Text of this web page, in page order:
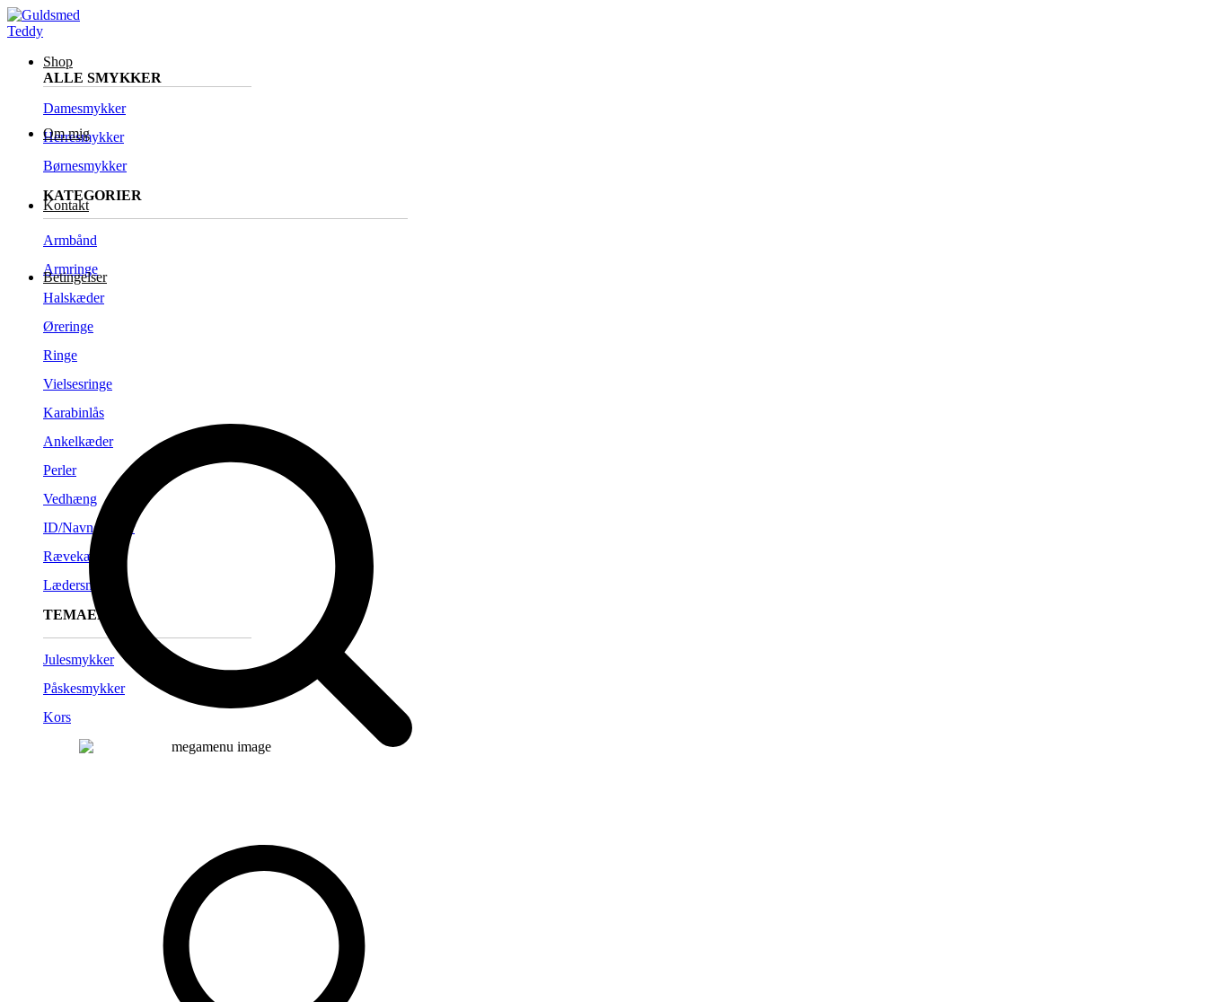
Shop
ALLE SMYKKER
Damesmykker
Herresmykker
Børnesmykker
KATEGORIER
Armbånd
Armringe
Halskæder
Øreringe
Ringe
Vielsesringe
Karabinlås
Ankelkæder
Perler
Vedhæng
ID/Navneplader
Rævekæder
Lædersnørre
TEMAER
Julesmykker
Påskesmykker
Kors
Om mig
Kontakt
Betingelser